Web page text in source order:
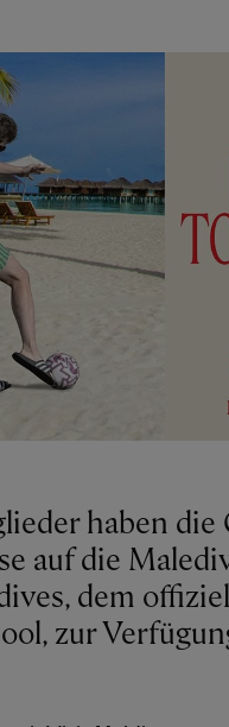
haben die
auf die
dem
zur